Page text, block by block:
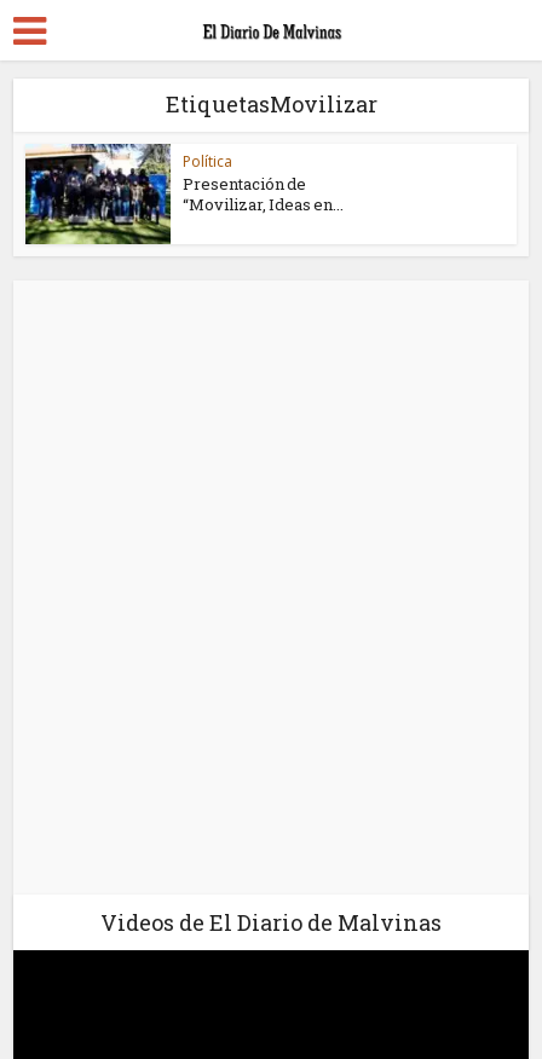
EtiquetasMovilizar
Política
Presentación de
“Movilizar, Ideas en...
Videos de El Diario de Malvinas